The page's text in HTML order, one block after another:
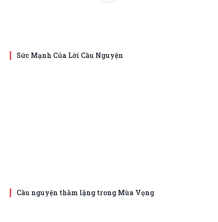
Sức Mạnh Của Lời Cầu Nguyện
Cầu nguyện thầm lặng trong Mùa Vọng